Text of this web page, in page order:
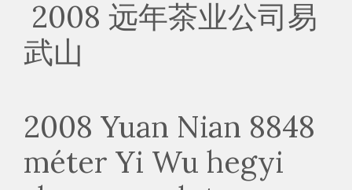
2008 远年茶业公司易
武山
2008 Yuan Nian 8848
méter Yi Wu hegyi